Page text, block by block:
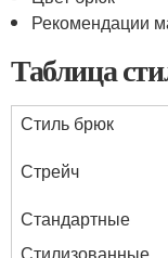
Рекомендации
Таблица
Стиль брюк
Стрейч
Стандартные